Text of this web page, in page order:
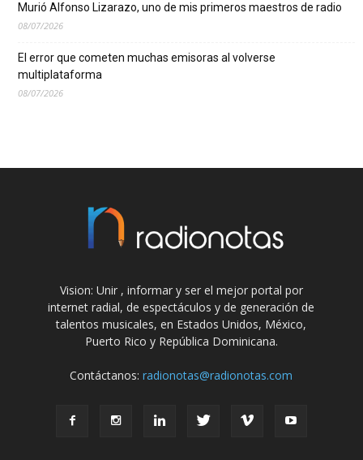
Murió Alfonso Lizarazo, uno de mis primeros maestros de radio
08/07/2026
El error que cometen muchas emisoras al volverse
multiplataforma
08/07/2026
Vision: Unir , informar y ser el mejor portal por
internet radial, de espectáculos y de generación de
talentos musicales, en Estados Unidos, México,
Puerto Rico y República Dominicana.
Contáctanos:radionotas@radionotas.com